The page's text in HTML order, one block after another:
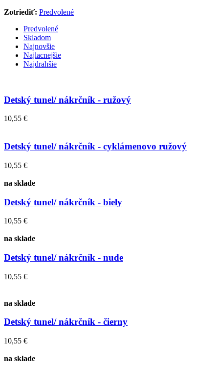
Zotriediť: Predvolené
Predvolené
Skladom
Najnovšie
Najlacnejšie
Najdrahšie
Detský tunel/ nákrčník - ružový
10,55 €
Detský tunel/ nákrčník - cyklámenovo ružový
10,55 €
na sklade
Detský tunel/ nákrčník - biely
10,55 €
na sklade
Detský tunel/ nákrčník - nude
10,55 €
na sklade
Detský tunel/ nákrčník - čierny
10,55 €
na sklade